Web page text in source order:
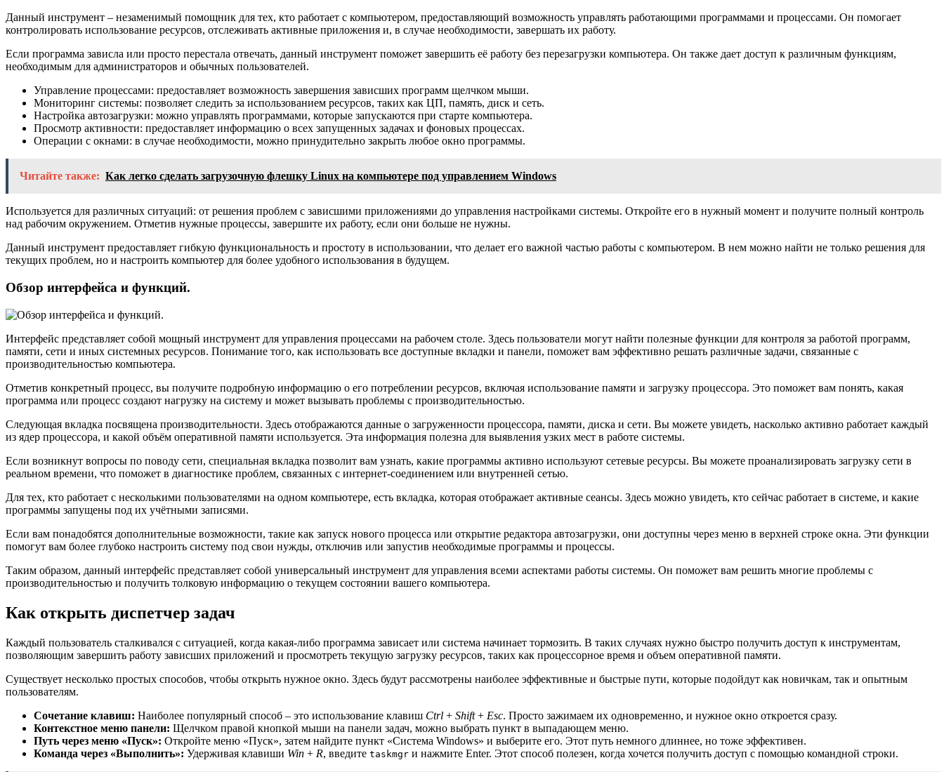
Данный инструмент – незаменимый помощник для тех, кто работает с компьютером, предоставляющий возможность управлять работающими программами и процессами. Он помогает
контролировать использование ресурсов, отслеживать активные приложения и, в случае необходимости, завершать их работу.
Если программа зависла или просто перестала отвечать, данный инструмент поможет завершить её работу без перезагрузки компьютера. Он также дает доступ к различным функциям,
необходимым для администраторов и обычных пользователей.
Управление процессами: предоставляет возможность завершения зависших программ щелчком мыши.
Мониторинг системы: позволяет следить за использованием ресурсов, таких как ЦП, память, диск и сеть.
Настройка автозагрузки: можно управлять программами, которые запускаются при старте компьютера.
Просмотр активности: предоставляет информацию о всех запущенных задачах и фоновых процессах.
Операции с окнами: в случае необходимости, можно принудительно закрыть любое окно программы.
Читайте также: Как легко сделать загрузочную флешку Linux на компьютере под управлением Windows
Используется для различных ситуаций: от решения проблем с зависшими приложениями до управления настройками системы. Откройте его в нужный момент и получите полный контроль
над рабочим окружением. Отметив нужные процессы, завершите их работу, если они больше не нужны.
Данный инструмент предоставляет гибкую функциональность и простоту в использовании, что делает его важной частью работы с компьютером. В нем можно найти не только решения для
текущих проблем, но и настроить компьютер для более удобного использования в будущем.
Обзор интерфейса и функций.
Интерфейс представляет собой мощный инструмент для управления процессами на рабочем столе. Здесь пользователи могут найти полезные функции для контроля за работой программ,
памяти, сети и иных системных ресурсов. Понимание того, как использовать все доступные вкладки и панели, поможет вам эффективно решать различные задачи, связанные с
производительностью компьютера.
Отметив конкретный процесс, вы получите подробную информацию о его потреблении ресурсов, включая использование памяти и загрузку процессора. Это поможет вам понять, какая
программа или процесс создают нагрузку на систему и может вызывать проблемы с производительностью.
Следующая вкладка посвящена производительности. Здесь отображаются данные о загруженности процессора, памяти, диска и сети. Вы можете увидеть, насколько активно работает каждый
из ядер процессора, и какой объём оперативной памяти используется. Эта информация полезна для выявления узких мест в работе системы.
Если возникнут вопросы по поводу сети, специальная вкладка позволит вам узнать, какие программы активно используют сетевые ресурсы. Вы можете проанализировать загрузку сети в
реальном времени, что поможет в диагностике проблем, связанных с интернет-соединением или внутренней сетью.
Для тех, кто работает с несколькими пользователями на одном компьютере, есть вкладка, которая отображает активные сеансы. Здесь можно увидеть, кто сейчас работает в системе, и какие
программы запущены под их учётными записями.
Если вам понадобятся дополнительные возможности, такие как запуск нового процесса или открытие редактора автозагрузки, они доступны через меню в верхней строке окна. Эти функции
помогут вам более глубоко настроить систему под свои нужды, отключив или запустив необходимые программы и процессы.
Таким образом, данный интерфейс представляет собой универсальный инструмент для управления всеми аспектами работы системы. Он поможет вам решить многие проблемы с
производительностью и получить толковую информацию о текущем состоянии вашего компьютера.
Как открыть диспетчер задач
Каждый пользователь сталкивался с ситуацией, когда какая-либо программа зависает или система начинает тормозить. В таких случаях нужно быстро получить доступ к инструментам,
позволяющим завершить работу зависших приложений и просмотреть текущую загрузку ресурсов, таких как процессорное время и объем оперативной памяти.
Существует несколько простых способов, чтобы открыть нужное окно. Здесь будут рассмотрены наиболее эффективные и быстрые пути, которые подойдут как новичкам, так и опытным
пользователям.
Сочетание клавиш: Наиболее популярный способ – это использование клавиш Ctrl + Shift+ Esc. Просто зажимаем их одновременно, и нужное окно откроется сразу.
Контекстное меню панели: Щелчком правой кнопкой мыши на панели задач, можно выбрать пункт в выпадающем меню.
Путь через меню «Пуск»: Откройте меню «Пуск», затем найдите пункт «Система Windows» и выберите его. Этот путь немного длиннее, но тоже эффективен.
Команда через «Выполнить»: Удерживая клавиши Win + R, введите taskmgr и нажмите Enter. Этот способ полезен, когда хочется получить доступ с помощью командной строки.